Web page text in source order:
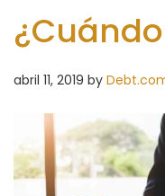
abril 11, 2019 by